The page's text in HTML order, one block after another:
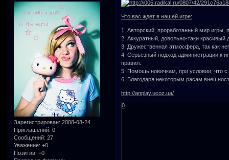
Зарегистрирован: 2008-08-24
Приглашений: 0
Сообщений: 27
Уважение: +0
Позитив: +0
Что вас ждет в нашей игре:
1. Авторский, проработанный мир игры,
2. Аккуратный, довольно-таки
3. Дружественная атмосфера, так как
4. Серьезный подход администрации к
правил.
5. Помощь новичкам, при условии, что с
6. Благодаря некоторым расам
http://anplay.ucoz.ua/
0